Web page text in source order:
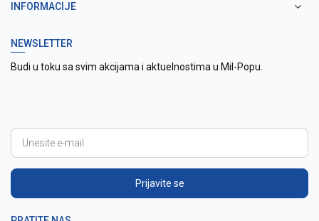
INFORMACIJE
NEWSLETTER
Budi u toku sa svim akcijama i aktuelnostima u Mil-Popu.
Prijavite se